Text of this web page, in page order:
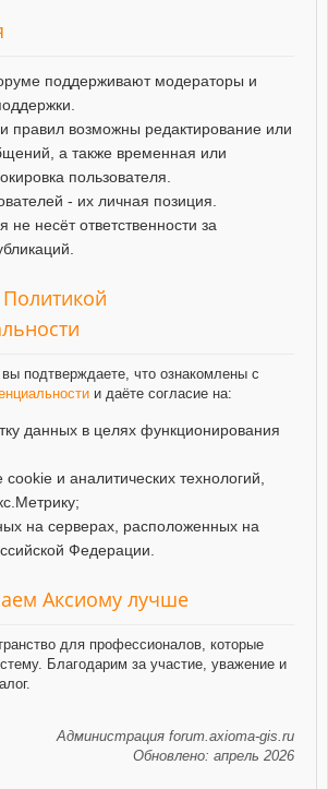
поддерживают модераторы и
правил возможны редактирование или
а также временная или
пользователя.
- их личная позиция.
не несёт ответственности за
подтверждаете, что ознакомлены с
и даёте согласие на:
данных в целях функционирования
cookie и аналитических технологий,
на серверах, расположенных на
Федерации.
Аксиому лучше
для профессионалов, которые
Благодарим за участие, уважение и
Администрация forum.axioma-gis.ru
Обновлено: апрель 2026